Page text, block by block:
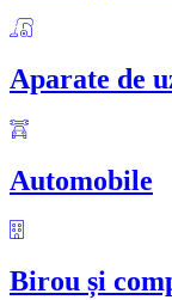
Aparate de
Automobile
Birou și